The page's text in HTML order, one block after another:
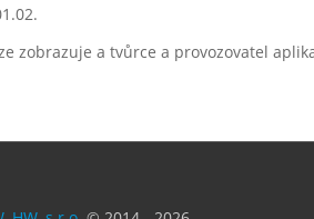
zobrazuje a tvůrce a provozovatel